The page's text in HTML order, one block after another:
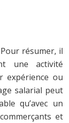
résumer, il
une activité
expérience ou
salarial peut
qu’avec un
et